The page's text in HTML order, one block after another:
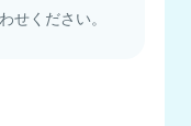
せください。